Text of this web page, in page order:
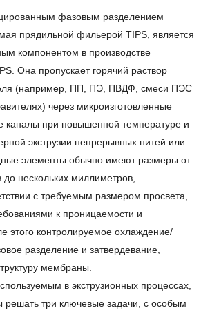
фазовым разделением
прядильной фильерой TIPS, является
компонентом в производстве
Она пропускает горячий раствор
(например, ПП, ПЭ, ПВДФ, смеси ПЭС
через микроизготовленные
каналы при повышенной температуре и
экструзии непрерывных нитей или
элементы обычно имеют размеры от
нескольких миллиметров,
с требуемым размером просвета,
к проницаемости и
этого контролируемое охлаждение/
разделение и затвердевание,
мембраны.
в экструзионных процессах,
три ключевые задачи, с особым